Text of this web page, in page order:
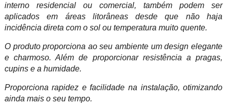
interno residencial ou comercial, também podem ser
aplicados em áreas litorâneas desde que não haja
incidência direta com o sol ou temperatura muito quente.
O produto proporciona ao seu ambiente um design elegante
e charmoso. Além de proporcionar resistência a pragas,
cupins e a humidade.
Proporciona rapidez e facilidade na instalação, otimizando
ainda mais o seu tempo.